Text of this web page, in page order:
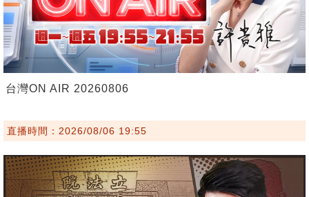
台灣ON AIR 20260806
直播時間：2026/08/06 19:55